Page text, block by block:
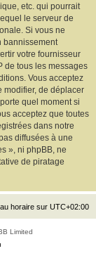
etc. qui pourrait
le serveur de
Si vous ne
bannissement
votre fournisseur
de tous les messages
Vous acceptez
modifier, de déplacer
quel moment si
acceptez que toutes
dans notre
diffusées à une
», ni phpBB, ne
de piratage
horaire sur UTC+02:00
Limited